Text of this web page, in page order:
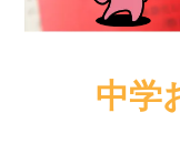
中学